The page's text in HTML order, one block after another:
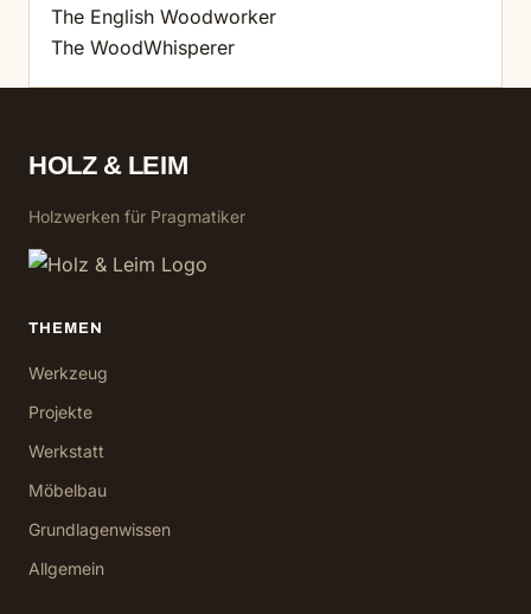
The English Woodworker
The WoodWhisperer
HOLZ & LEIM
Holzwerken für Pragmatiker
THEMEN
Werkzeug
Projekte
Werkstatt
Möbelbau
Grundlagenwissen
Allgemein